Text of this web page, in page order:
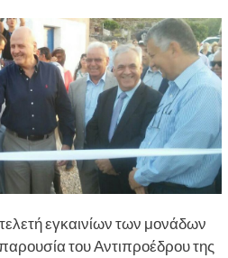
εγκαινίων των μονάδων
του Αντιπροέδρου της